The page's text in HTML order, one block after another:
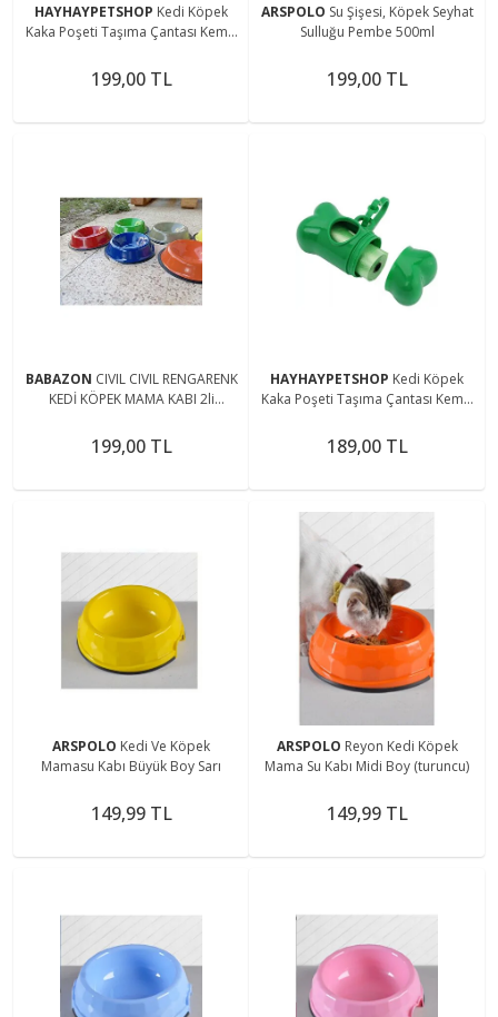
HAYHAYPETSHOP Kedi Köpek
Kaka Poşeti Taşıma Çantası Kemik
199,00 TL
ARSPOLO Su Şişesi, Köpek Seyhat
Sulluğu Pembe 500ml
199,00 TL
BABAZON CIVIL CIVIL RENGARENK
KEDİ KÖPEK MAMA KABI 2li
199,00 TL
HAYHAYPETSHOP Kedi Köpek
Kaka Poşeti Taşıma Çantası Kemik
189,00 TL
ARSPOLO Kedi Ve Köpek
Mamasu Kabı Büyük Boy Sarı
149,99 TL
ARSPOLO Reyon Kedi Köpek
Mama Su Kabı Midi Boy (turuncu)
149,99 TL